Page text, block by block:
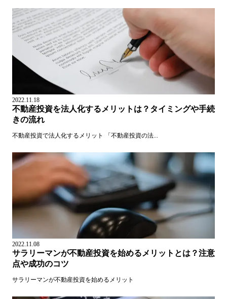
2022.11.18
不動産投資を法人化するメリットは？タイミングや手続
きの流れ
不動産投資で法人化するメリット 「不動産投資の法...
2022.11.08
サラリーマンが不動産投資を始めるメリットとは？注意
点や成功のコツ
サラリーマンが不動産投資を始めるメリット